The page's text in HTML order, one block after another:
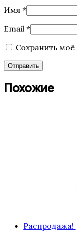
Имя *
Email *
Сохранить
Похожие
Распродажа!